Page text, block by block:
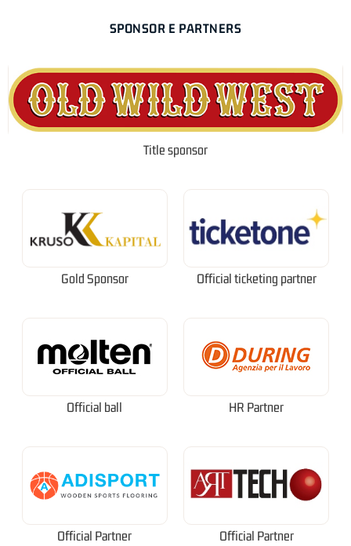
SPONSOR E PARTNERS
Title sponsor
Gold Sponsor Official ticketing partner
Official ball HR Partner
Official Partner Official Partner